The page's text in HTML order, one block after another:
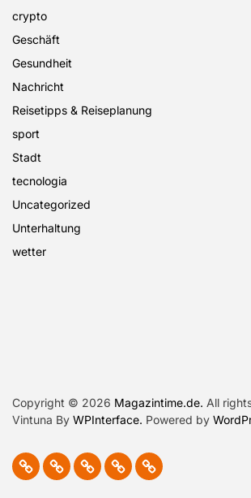
crypto
Geschäft
Gesundheit
Nachricht
Reisetipps & Reiseplanung
sport
Stadt
tecnologia
Uncategorized
Unterhaltung
wetter
Copyright © 2026 Magazintime.de. All
Vintuna By WPInterface. Powered by
Home Blog Berühmtheit
NachrichtKontaktieren